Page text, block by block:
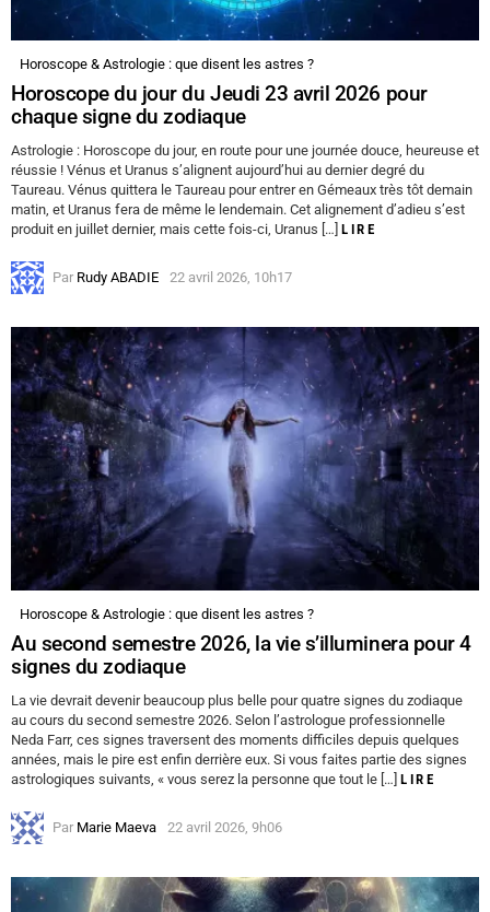
Horoscope & Astrologie : que disent les astres ?
Horoscope du jour du Jeudi 23 avril 2026 pour
chaque signe du zodiaque
Astrologie : Horoscope du jour, en route pour une journée douce, heureuse et
réussie ! Vénus et Uranus s’alignent aujourd’hui au dernier degré du
Taureau. Vénus quittera le Taureau pour entrer en Gémeaux très tôt demain
matin, et Uranus fera de même le lendemain. Cet alignement d’adieu s’est
produit en juillet dernier, mais cette fois-ci, Uranus […] LIRE
Par Rudy ABADIE 22 avril 2026, 10h17
Horoscope & Astrologie : que disent les astres ?
Au second semestre 2026, la vie s’illuminera pour 4
signes du zodiaque
La vie devrait devenir beaucoup plus belle pour quatre signes du zodiaque
au cours du second semestre 2026. Selon l’astrologue professionnelle
Neda Farr, ces signes traversent des moments difficiles depuis quelques
années, mais le pire est enfin derrière eux. Si vous faites partie des signes
astrologiques suivants, « vous serez la personne que tout le […] LIRE
Par Marie Maeva 22 avril 2026, 9h06